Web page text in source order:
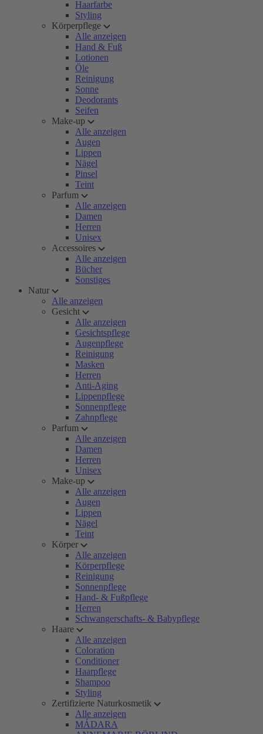
Haarfarbe
Styling
Körperpflege
Alle anzeigen
Hand & Fuß
Lotionen
Öle
Reinigung
Sonne
Deodorants
Seifen
Make-up
Alle anzeigen
Augen
Lippen
Nägel
Pinsel
Teint
Parfum
Alle anzeigen
Damen
Herren
Unisex
Accessoires
Alle anzeigen
Bücher
Sonstiges
Natur
Alle anzeigen
Gesicht
Alle anzeigen
Gesichtspflege
Augenpflege
Reinigung
Masken
Herren
Anti-Aging
Lippenpflege
Sonnenpflege
Zahnpflege
Parfum
Alle anzeigen
Damen
Herren
Unisex
Make-up
Alle anzeigen
Augen
Lippen
Nägel
Teint
Körper
Alle anzeigen
Körperpflege
Reinigung
Sonnenpflege
Hand- & Fußpflege
Herren
Schwangerschafts- & Babypflege
Haare
Alle anzeigen
Coloration
Conditioner
Haarpflege
Shampoo
Styling
Zertifizierte Naturkosmetik
Alle anzeigen
MÁDARA